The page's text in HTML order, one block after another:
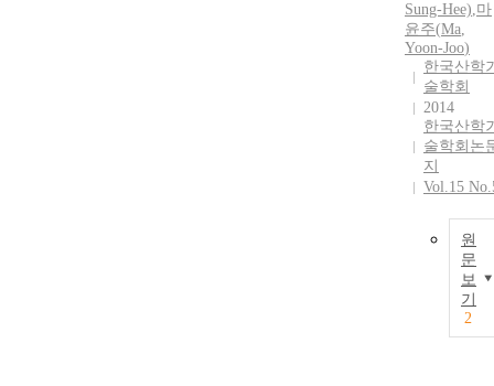
Sung-Hee),마
윤주(Ma,
Yoon-Joo)
한국산학
술학회
2014
한국산학
술학회논
지
Vol.15
원
문
보
기
2